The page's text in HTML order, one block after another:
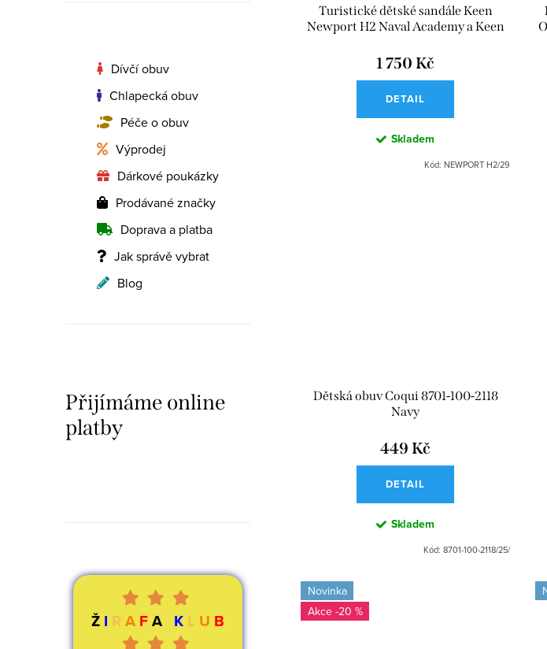
Dívčí obuv
Chlapecká obuv
Péče o obuv
Výprodej
Dárkové poukázky
Prodávané značky
Doprava a platba
Jak správě vybrat
Blog
Přijímáme online
platby
Ž I R A FA K L U B
Turistické dětské sandále Keen
Newport H2 Naval Academy a Keen
1 750 Kč
DETAIL
Skladem
Kód:NEWPORT H2/29
Dětská obuv Coqui 8701-100-2118
Navy
449 Kč
DETAIL
Skladem
Kód:8701-100-2118/25/
Novinka
-20 %